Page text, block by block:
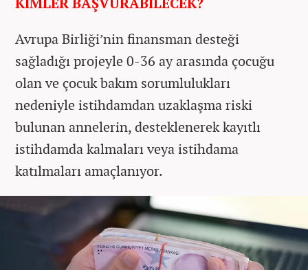
Avrupa Birliği’nin finansman desteği
sağladığı projeyle 0-36 ay arasında çocuğu
olan ve çocuk bakım sorumlulukları
nedeniyle istihdamdan uzaklaşma riski
bulunan annelerin, desteklenerek kayıtlı
istihdamda kalmaları veya istihdama
katılmaları amaçlanıyor.